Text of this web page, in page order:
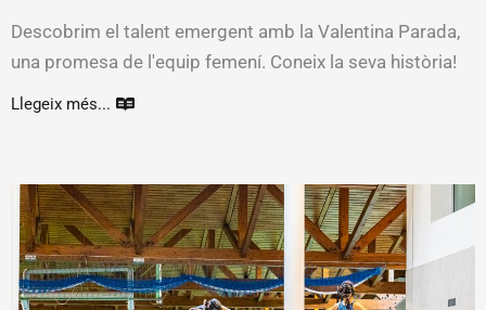
Descobrim el talent emergent amb la Valentina Parada,
una promesa de l'equip femení. Coneix la seva història!
Llegeix més...